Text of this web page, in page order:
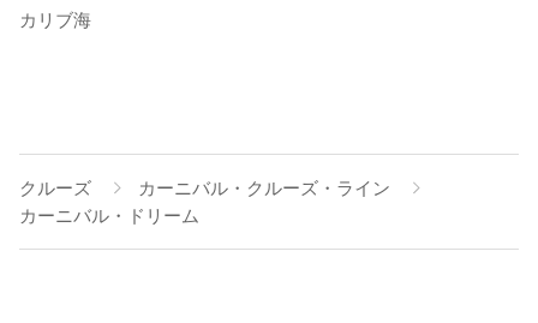
カリブ海
クルーズ
カーニバル・クルーズ・ライン
カーニバル・ドリーム